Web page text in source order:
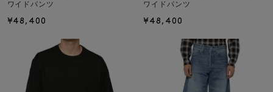
ワイドパンツ
¥48,400
ワイドパンツ
¥48,400